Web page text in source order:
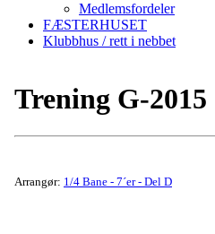
Medlemsfordeler
FÆSTERHUSET
Klubbhus / rett i nebbet
Trening G-2015
Arrangør: 1/4 Bane - 7´er - Del D